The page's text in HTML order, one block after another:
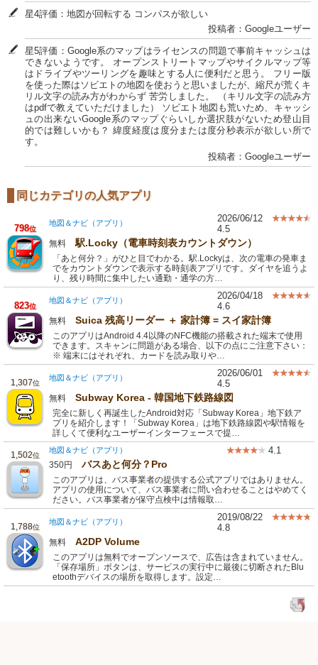
星4評価：地図が回転する コンパスが欲しい
投稿者：Googleユーザー
星5評価：Google系のマップはライセンスの問題で事前キャッシュは
できないようです。 オープンストリートマップやサイクルマップ等
はドライブやツーリングを趣味とする人に便利だと思う。 フリー版
を使った際はソビエトの地図を使おうと思いましたが、縮尺が荒くキ
リル文字の読み方がわからず 苦労しました。 （キリル文字の読み方
はpdfで教えていただけました） ソビエト地図も荒いため、キャッシ
ュの出来ないGoogle系のマップぐらいしか選択肢がないため登山目
的では難しいかも？ 緯度経度は度分または度分秒表示が欲しい所で
す。
投稿者：Googleユーザー
同じカテゴリの人気アプリ
798位
地図＆ナビ（アプリ）
2026/06/12
4.5
無料 駅.Locky（電車時刻表カウントダウン）
「あと何分？」がひと目でわかる。駅.Lockyは、次の電車の発車ま
でをカウントダウンで表示する時刻表アプリです。ダイヤを追うよ
り、残り時間に集中したい通勤・通学の方…
823位
地図＆ナビ（アプリ）
2026/04/18
4.6
無料 Suica 残高リーダー ＋ 家計簿 = スイ家計簿
このアプリはAndroid 4.4以降のNFC機能の搭載された端末で使用
できます。スキャンに問題がある場合、以下の点にご注意下さい：
※ 端末にはそれぞれ、カードを読み取りや…
1,307位
地図＆ナビ（アプリ）
2026/06/01
4.5
無料 Subway Korea - 韓国地下鉄路線図
完全に新しく再誕生したAndroid対応「Subway Korea」地下鉄ア
プリを紹介します！「Subway Korea」は地下鉄路線図や駅情報を
詳しくて便利なユーザーインターフェースで提…
1,502位
地図＆ナビ（アプリ） 4.1
350円 バスあと何分？Pro
このアプリは、バス事業者の提供する公式アプリではありません。
アプリの使用について、バス事業者に問い合わせることはやめてく
ださい。バス事業者が保守点検中は情報取…
1,788位
地図＆ナビ（アプリ）
2019/08/22
4.8
無料 A2DP Volume
このアプリは無料でオープンソースで、広告は含まれていません。
「保存場所」ボタンは、サービスの実行中に最後に切断されたBlu
etoothデバイスの場所を取得します。設定…